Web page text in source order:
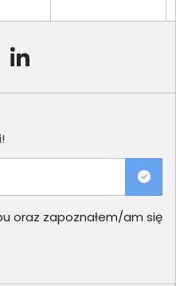
oraz zapoznałem/am się